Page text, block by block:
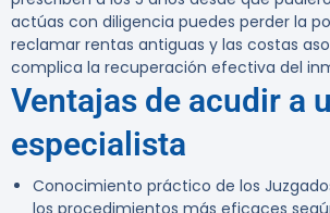
actúas con diligencia puedes perder la
reclamar rentas antiguas y las costas
complica la recuperación efectiva del
Ventajas de acudir a
especialista
Conocimiento práctico de los